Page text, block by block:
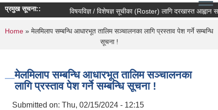
प्रमुख सूचना:: विषयविज्ञ / विशेषज्ञ सूचीका (Roster) लागि दरखास्त आह्वान
You are here
Home » मेलमिलाप सम्बन्धि आधारभूत तालिम सञ्चालनका लागि प्रस्ताव पेश गर्ने सम्बन्धि
सूचना !
मेलमिलाप सम्बन्धि आधारभूत तालिम सञ्चालनका
लागि प्रस्ताव पेश गर्ने सम्बन्धि सूचना !
Submitted on: Thu, 02/15/2024 - 12:15